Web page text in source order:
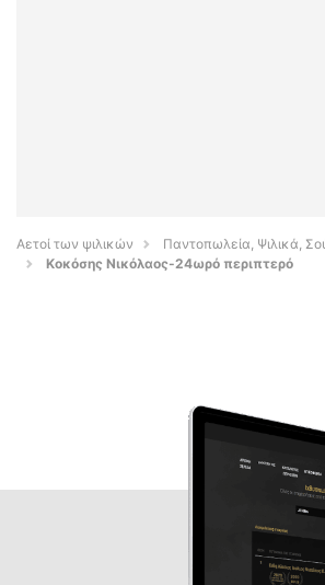
Αετοί των ψιλικών
Παντοπωλεία, Ψιλικά,
Κοκόσης Νικόλαος-24ωρό περιπτερό